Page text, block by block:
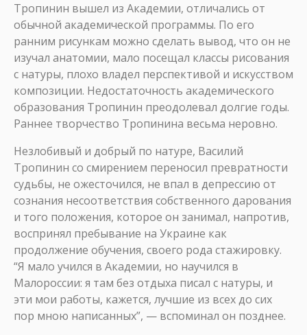
Тропинин вышел из Академии, отличались от
обычной академической программы. По его
ранним рисункам можно сделать вывод, что он не
изучал анатомии, мало посещал классы рисования
с натуры, плохо владел перспективой и искусством
композиции. Недостаточность академического
образования Тропинин преодолевал долгие годы.
Раннее творчество Тропинина весьма неровно.
Незлобивый и добрый по натуре, Василий
Тропинин со смирением переносил превратности
судьбы, не ожесточился, не впал в депрессию от
сознания несоответствия собственного дарования
и того положения, которое он занимал, напротив,
воспринял пребывание на Украине как
продолжение обучения, своего рода стажировку.
“Я мало учился в Академии, но научился в
Малороссии: я там без отдыха писал с натуры, и
эти мои работы, кажется, лучшие из всех до сих
пор мною написанных”, — вспоминал он позднее.